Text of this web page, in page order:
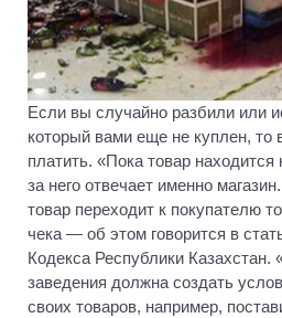
Если вы случайно разбили или
который вами еще не куплен, то
платить. «Пока товар находится
за него отвечает именно
товар переходит к покупателю
чека — об этом говорится в
Кодекса Республики Казахстан.
заведения должна создать
своих товаров, например,